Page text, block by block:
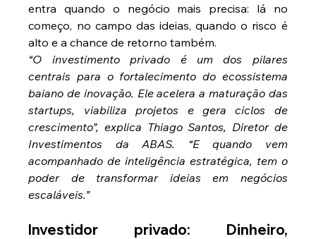
entra quando o negócio mais precisa: lá no
começo, no campo das ideias, quando o risco é
alto e a chance de retorno também.
“O investimento privado é um dos pilares
centrais para o fortalecimento do ecossistema
baiano de inovação. Ele acelera a maturação das
startups, viabiliza projetos e gera ciclos de
crescimento”, explica Thiago Santos, Diretor de
Investimentos da ABAS. “E quando vem
acompanhado de inteligência estratégica, tem o
poder de transformar ideias em negócios
escaláveis.”
Investidor privado: Dinheiro,